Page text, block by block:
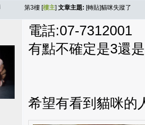
第3樓 [樓主] 文章主題: [轉貼]貓咪失蹤了
電話:07-7312001
有點不確定是3還
希望有看到貓咪的